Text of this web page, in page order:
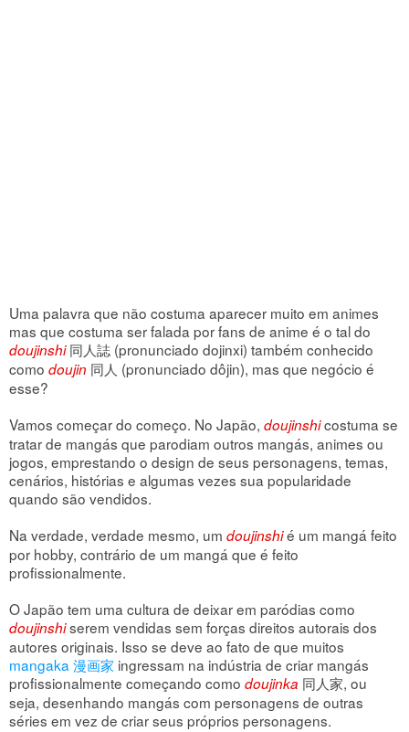
Uma palavra que não costuma aparecer muito em animes
mas que costuma ser falada por fans de anime é o tal do
doujinshi同人誌 (pronunciado dojinxi) também conhecido
como doujin 同人 (pronunciado dôjin), mas que negócio é
esse?
Vamos começar do começo. No Japão, doujinshicostuma se
tratar de mangás que parodiam outros mangás, animes ou
jogos, emprestando o design de seus personagens, temas,
cenários, histórias e algumas vezes sua popularidade
quando são vendidos.
Na verdade, verdade mesmo, um doujinshié um mangá feito
por hobby, contrário de um mangá que é feito
profissionalmente.
O Japão tem uma cultura de deixar em paródias como
doujinshiserem vendidas sem forças direitos autorais dos
autores originais. Isso se deve ao fato de que muitos
mangaka 漫画家 ingressam na indústria de criar mangás
profissionalmente começando como doujinka 同人家, ou
seja, desenhando mangás com personagens de outras
séries em vez de criar seus próprios personagens.